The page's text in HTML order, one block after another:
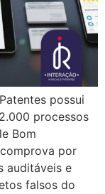
possui
processos
Bom
por
auditáveis e
falsos do